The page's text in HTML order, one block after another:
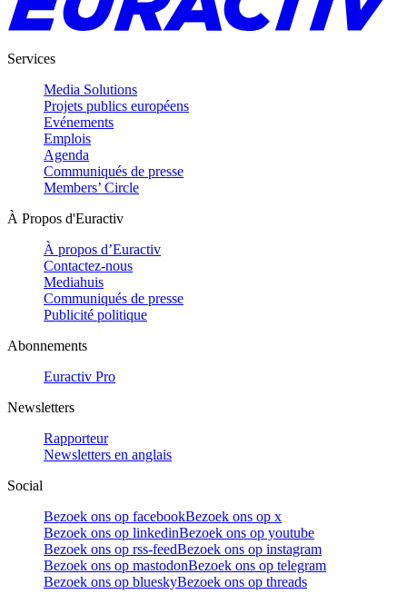
Services
Media Solutions
Projets publics européens
Evénements
Emplois
Agenda
Communiqués de presse
Members’ Circle
À Propos d'Euractiv
À propos d’Euractiv
Contactez-nous
Mediahuis
Communiqués de presse
Publicité politique
Abonnements
Euractiv Pro
Newsletters
Rapporteur
Newsletters en anglais
Social
Bezoek ons op facebookBezoek ons op x
Bezoek ons op linkedinBezoek ons op youtube
Bezoek ons op rss-feedBezoek ons op instagram
Bezoek ons op mastodonBezoek ons op telegram
Bezoek ons op blueskyBezoek ons op threads